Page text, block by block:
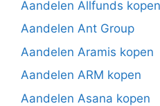
Aandelen Allfunds kopen
Aandelen Ant Group
Aandelen Aramis kopen
Aandelen ARM kopen
Aandelen Asana kopen